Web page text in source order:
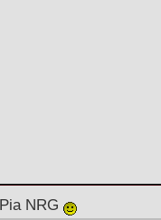
Pia NRG